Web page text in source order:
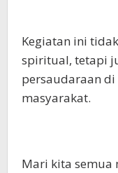
Kegiatan ini
spiritual, tetapi
persaudaraan di
masyarakat.
Mari kita semua